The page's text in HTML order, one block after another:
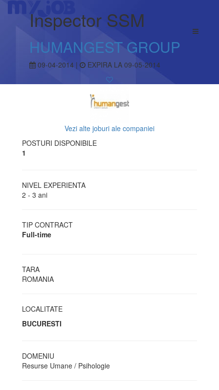
Inspector SSM
HUMANGEST GROUP
09-04-2014 | EXPIRA LA 09-05-2014
Vezi alte joburi ale companiei
POSTURI DISPONIBILE
1
NIVEL EXPERIENTA
2 - 3 ani
TIP CONTRACT
Full-time
TARA
ROMANIA
LOCALITATE
BUCURESTI
DOMENIU
Resurse Umane / Psihologie